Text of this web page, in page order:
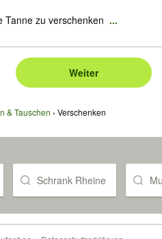
Tanne zu verschenken ...
Weiter
& Tauschen Verschenken
Schrank Rheine